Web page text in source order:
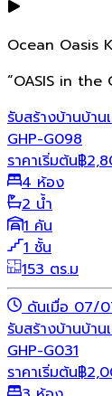
Ocean Oasis
“OASIS in the
รับสร้างบ้านบ้าน
GHP-G098
ราคาเริ่มต้น฿
4 ห้อง
2 น้ำ
1 คัน
1 ชั้น
153 ตร.ม
ดันเมื่อ 07/
รับสร้างบ้านบ้าน
GHP-G031
ราคาเริ่มต้น฿